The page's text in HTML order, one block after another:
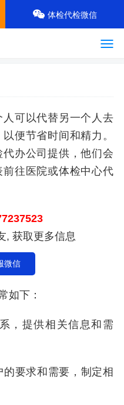
可以代替另一个人去
便节省时间和精力。
办公司提供，他们会
往医院或体检中心代
, 获取更多信息
微信
如下：
，提供相关信息和需
要求和需要，制定相
体检代检微信